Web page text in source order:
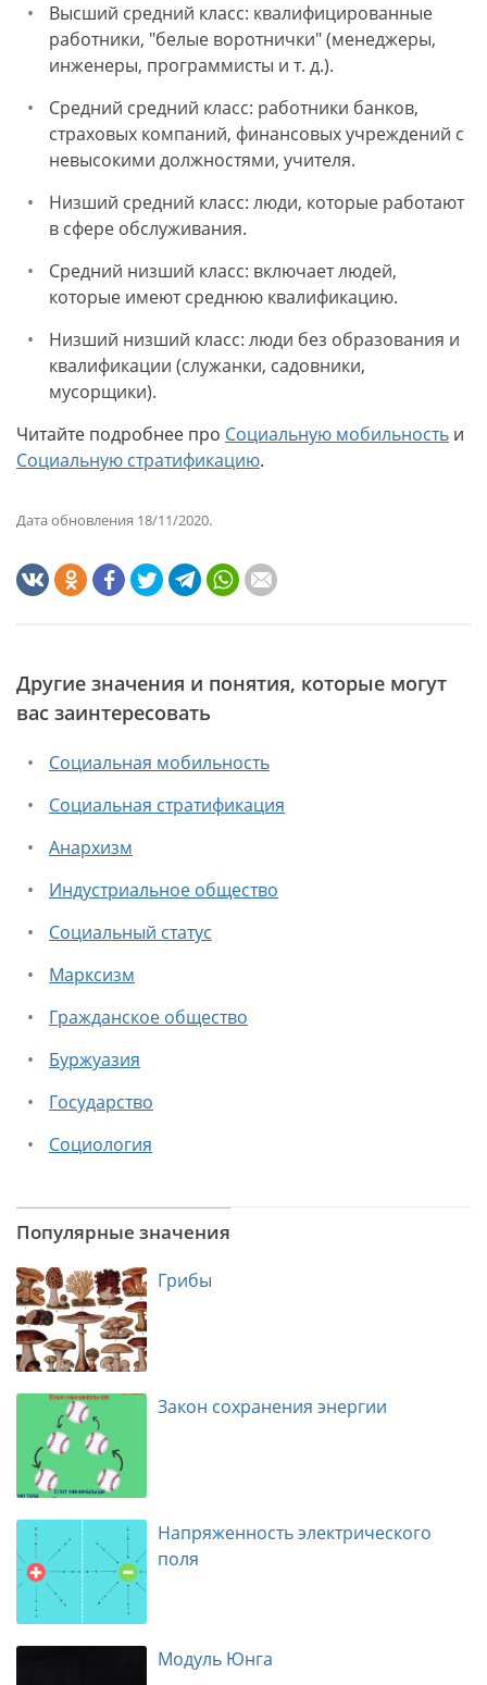
Высший средний класс: квалифицированные
работники, "белые воротнички" (менеджеры,
инженеры, программисты и т. д.).
Средний средний класс: работники банков,
страховых компаний, финансовых учреждений с
невысокими должностями, учителя.
Низший средний класс: люди, которые работают
в сфере обслуживания.
Средний низший класс: включает людей,
которые имеют среднюю квалификацию.
Низший низший класс: люди без образования и
квалификации (служанки, садовники,
мусорщики).
Читайте подробнее про Социальную мобильность и
Социальную стратификацию.
Дата обновления 18/11/2020.
Другие значения и понятия, которые могут
вас заинтересовать
Социальная мобильность
Социальная стратификация
Анархизм
Индустриальное общество
Социальный статус
Марксизм
Гражданское общество
Буржуазия
Государство
Социология
Популярные значения
Грибы
Закон сохранения энергии
Напряженность электрического
поля
Модуль Юнга